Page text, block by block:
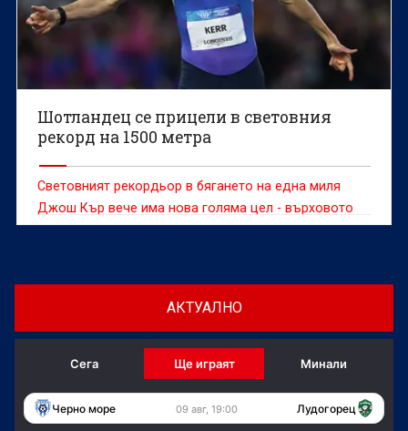
Шотландец се прицели в световния
рекорд на 1500 метра
Световният рекордьор в бягането на една миля
Джош Кър вече има нова голяма цел - върховото
постижение на 1500 метра.
АКТУАЛНО
Сега Ще играят Минали
Черно море 09 авг, 19:00 Лудогорец